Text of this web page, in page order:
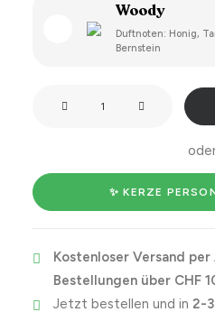
Woody
Duftnoten: Honig,
Bernstein
✨ KERZE
Kostenloser Versand
Bestellungen über CHF
Jetzt bestellen und in 2-